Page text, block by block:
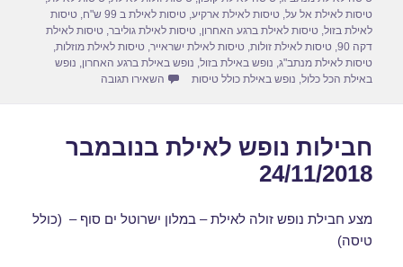
טיסות לאילת אל על,טיסות לאילת ארקיע,טיסות לאילת ב 99 ש"ח ,טיסות
לאילת בזול,טיסות לאילת ברגע האחרון,טיסות לאילת גוליבר,טיסות לאילת
דקה 90
,טיסות לאילת זולות,טיסות לאילת ישראייר,טיסות לאילת מוזלות,
טיסות לאילת מנתב"ג, נופש באילת בזול, נופש באילת ברגע האחרון, נופש
באילת הכל כלול, נופש באילת כולל טיסות השאירו תגובה
חבילות נופש לאילת בנובמבר
24/11/2018
מצע חבילת נופש זולה לאילת – במלון ישרוטל ים סוף – (כולל
טיסה)